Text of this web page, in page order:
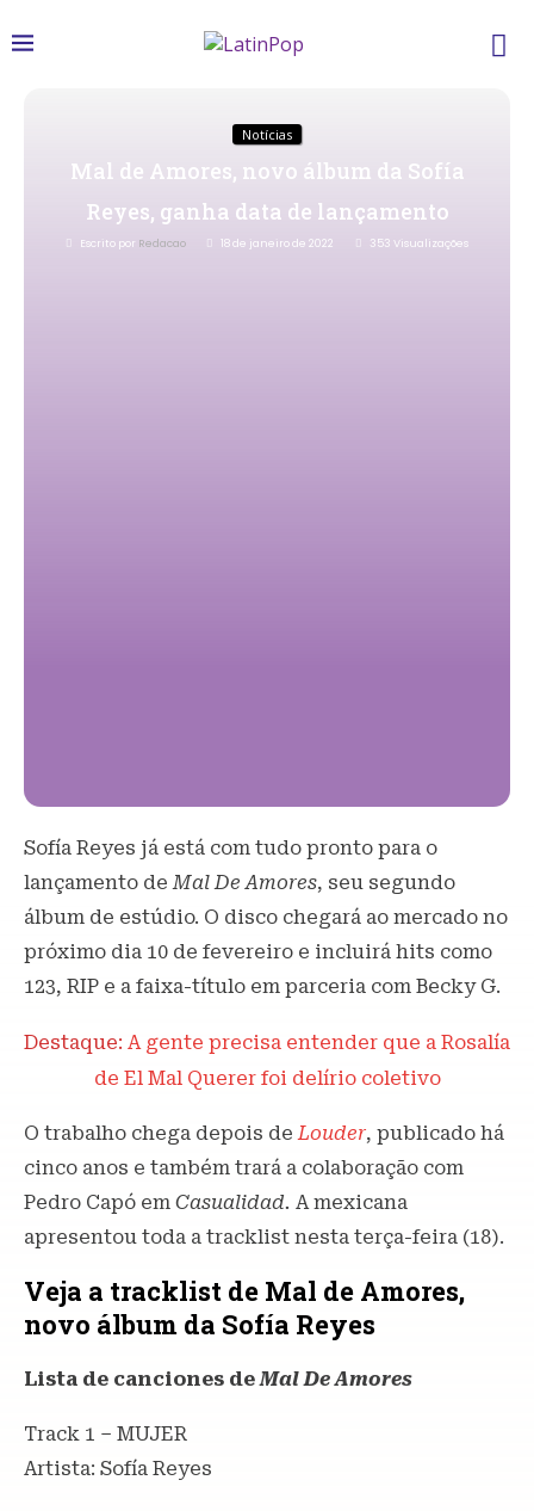
Notícias
Mal de Amores, novo álbum da Sofía
Reyes, ganha data de lançamento
Escrito por Redacao 18 de janeiro de 2022 353 Visualizações
Sofía Reyes já está com tudo pronto para o
lançamento deMal De Amores, seu segundo
álbum de estúdio. O disco chegará ao mercado no
próximo dia 10 de fevereiro e incluirá hits como
123, RIP e a faixa-título em parceria com Becky G.
Destaque: A gente precisa entender que a Rosalía
de El Mal Querer foi delírio coletivo
O trabalho chega depois deLouder, publicado há
cinco anos e também trará a colaboração com
Pedro Capó em Casualidad. A mexicana
apresentou toda a tracklist nesta terça-feira (18).
Veja a tracklist de Mal de Amores,
novo álbum da Sofía Reyes
Lista de canciones deMal De Amores
Track 1 – MUJER
Artista: Sofía Reyes